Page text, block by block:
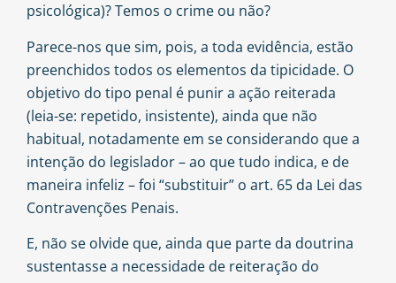
psicológica)? Temos o crime ou não?
Parece-nos que sim, pois, a toda evidência, estão
preenchidos todos os elementos da tipicidade. O
objetivo do tipo penal é punir a ação reiterada
(leia-se: repetido, insistente), ainda que não
habitual, notadamente em se considerando que a
intenção do legislador – ao que tudo indica, e de
maneira infeliz – foi “substituir” o art. 65 da Lei das
Contravenções Penais.
E, não se olvide que, ainda que parte da doutrina
sustentasse a necessidade de reiteração do